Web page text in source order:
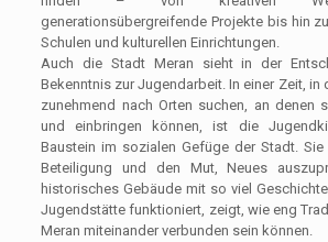
generationsübergreifende Projekte bis hin
Schulen und kulturellen Einrichtungen.
Auch die Stadt Meran sieht in der
Bekenntnis zur Jugendarbeit. In einer Zeit, in
zunehmend nach Orten suchen, an denen
und einbringen können, ist die
Baustein im sozialen Gefüge der Stadt.
Beteiligung und den Mut, Neues
historisches Gebäude mit so viel
Jugendstätte funktioniert, zeigt, wie eng
Meran miteinander verbunden sein können.